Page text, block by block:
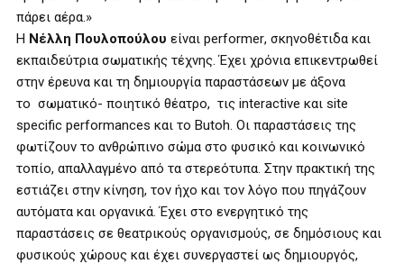
πάρει αέρα.»
Η Νέλλη Πουλοπούλου είναι performer, σκηνοθέτιδα και
εκπαιδεύτρια σωματικής τέχνης. Έχει χρόνια επικεντρωθεί
στην έρευνα και τη δημιουργία παραστάσεων με άξονα
το σωματικό- ποιητικό θέατρο, τις interactive και site
specific performances και το Butoh. Οι παραστάσεις της
φωτίζουν το ανθρώπινο σώμα στο φυσικό και κοινωνικό
τοπίο, απαλλαγμένο από τα στερεότυπα. Στην πρακτική της
εστιάζει στην κίνηση, τον ήχο και τον λόγο που πηγάζουν
αυτόματα και οργανικά. Έχει στο ενεργητικό της
παραστάσεις σε θεατρικούς οργανισμούς, σε δημόσιους και
φυσικούς χώρους και έχει συνεργαστεί ως δημιουργός,